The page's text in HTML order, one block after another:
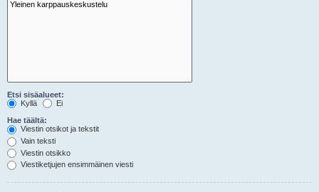
Etsi sisäalueet:
Kyllä
Ei
Hae täältä:
Viestin otsikot ja tekstit
Vain teksti
Viestin otsikko
Viestiketjujen ensimmäinen viesti